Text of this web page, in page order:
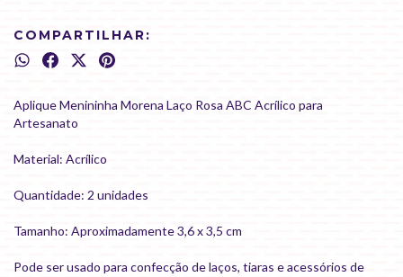
COMPARTILHAR:
Aplique Menininha Morena Laço Rosa ABC Acrílico para
Artesanato
Material: Acrílico
Quantidade: 2 unidades
Tamanho: Aproximadamente 3,6 x 3,5 cm
Pode ser usado para confecção de laços, tiaras e acessórios de